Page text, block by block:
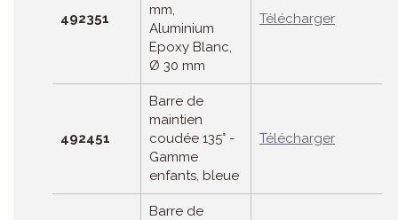
492351
mm,
Aluminium
Epoxy Blanc,
Ø 30 mm
Télécharger
492451
Barre de
maintien
coudée 135° -
Gamme
enfants, bleue
Télécharger
Barre de